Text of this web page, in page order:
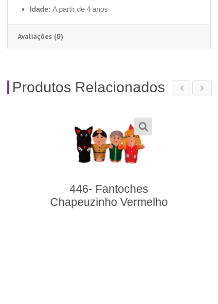
Idade: A partir de 4 anos
Avaliações (0)
Produtos Relacionados
446- Fantoches
Chapeuzinho Vermelho